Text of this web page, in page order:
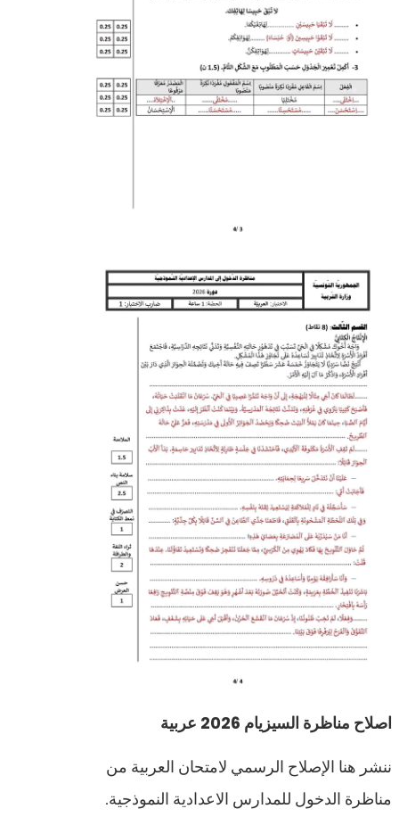
اصلاح مناظرة السيزيام 2026 عربية
ننشر هنا الإصلاح الرسمي لامتحان العربية من
مناظرة الدخول للمدارس الاعدادية النموذجية.